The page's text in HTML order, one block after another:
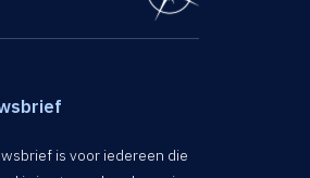
is voor iedereen die